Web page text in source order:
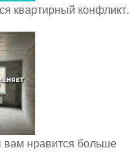
квартирный конфликт.
вам нравится больше